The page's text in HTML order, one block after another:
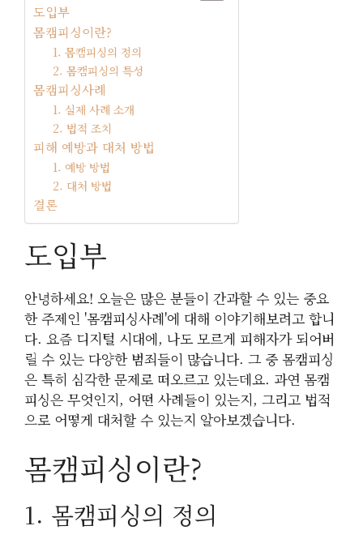
도입부
몸캠피싱이란?
1. 몸캠피싱의 정의
2. 몸캠피싱의 특성
몸캠피싱사례
1. 실제 사례 소개
2. 법적 조치
피해 예방과 대처 방법
1. 예방 방법
2. 대처 방법
결론
도입부
안녕하세요! 오늘은 많은 분들이 간과할 수 있는 중요
한 주제인 '몸캠피싱사례'에 대해 이야기해보려고 합니
다. 요즘 디지털 시대에, 나도 모르게 피해자가 되어버
릴 수 있는 다양한 범죄들이 많습니다. 그 중 몸캠피싱
은 특히 심각한 문제로 떠오르고 있는데요. 과연 몸캠
피싱은 무엇인지, 어떤 사례들이 있는지, 그리고 법적
으로 어떻게 대처할 수 있는지 알아보겠습니다.
몸캠피싱이란?
1. 몸캠피싱의 정의